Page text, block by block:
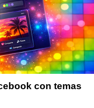
con temas